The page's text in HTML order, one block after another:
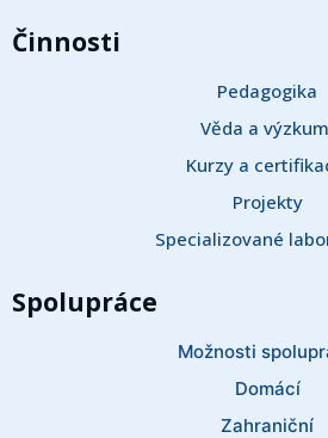
Činnosti
Pedagogika
Věda a výzkum
Kurzy a
Projekty
Specializované
Spolupráce
Možnosti
Domácí
Zahraniční